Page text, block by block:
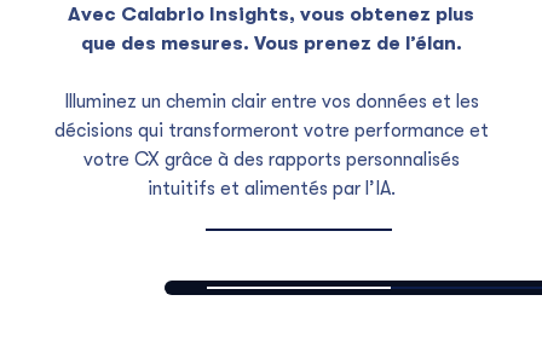
Avec Calabrio Insights, vous obtenez plus
que des mesures. Vous prenez de l’élan.
Illuminez un chemin clair entre vos données et les
décisions qui transformeront votre performance et
votre CX grâce à des rapports personnalisés
intuitifs et alimentés par l’IA.